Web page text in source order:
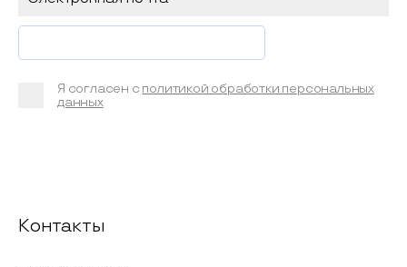
Я согласен с политикой обработки персональных
данных
Контакты